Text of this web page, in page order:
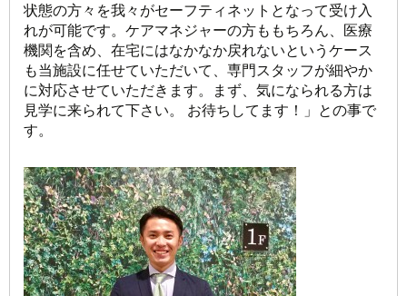
状態の方々を我々がセーフティネットとなって受け入
れが可能です。ケアマネジャーの方ももちろん、医療
機関を含め、在宅にはなかなか戻れないというケース
も当施設に任せていただいて、専門スタッフが細やか
に対応させていただきます。まず、気になられる方は
見学に来られて下さい。 お待ちしてます！」との事で
す。